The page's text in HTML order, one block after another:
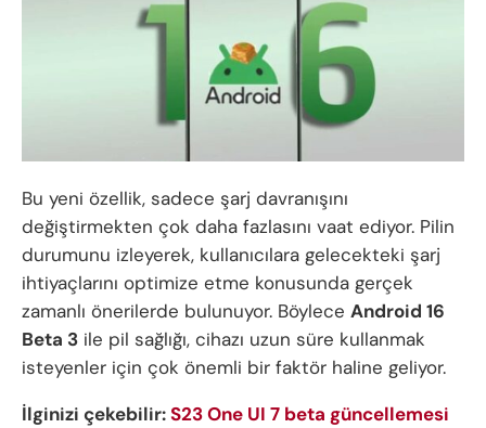
Bu yeni özellik, sadece şarj davranışını
değiştirmekten çok daha fazlasını vaat ediyor. Pilin
durumunu izleyerek, kullanıcılara gelecekteki şarj
ihtiyaçlarını optimize etme konusunda gerçek
zamanlı önerilerde bulunuyor. Böylece Android 16
Beta 3 ile pil sağlığı, cihazı uzun süre kullanmak
isteyenler için çok önemli bir faktör haline geliyor.
İlginizi çekebilir:S23 One UI 7 beta güncellemesi